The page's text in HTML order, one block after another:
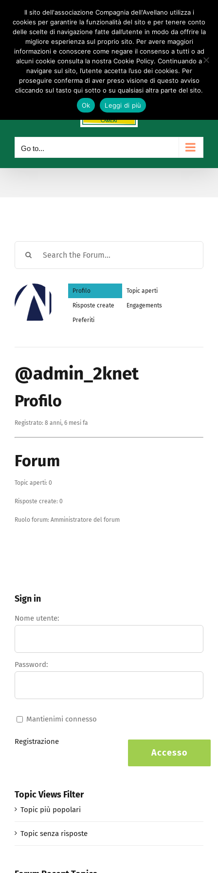
content
FacebookInstagramYouTube
info@compagniadellavellano.org
Go to...
Profilo Topic aperti
Risposte create Engagements
Preferiti
@admin_2knet
Profilo
Registrato: 8 anni, 6 mesi fa
Forum
Topic aperti: 0
Risposte create: 0
Ruolo forum: Amministratore del forum
Sign in
Nome utente:
Password:
Mantienimi connesso
Accesso
Registrazione
Topic Views Filter
Topic più popolari
Topic senza risposte
Il sito dell'associazione Compagnia dell'Avellano utilizza i
cookies per garantire la funzionalità del sito e per tenere conto
delle scelte di navigazione fatte dall’utente in modo da offrire la
migliore esperienza sul proprio sito. Per avere maggiori
informazioni e conoscere come negare il consenso a tutti o ad
alcuni cookie consulta la nostra Cookie Policy. Continuando a
navigare sul sito, l’utente accetta l’uso dei cookies. Per
proseguire conferma di aver preso visione di questo avviso
cliccando sul tasto qui sotto o su qualsiasi altra parte del sito.
Ok
Leggi di più